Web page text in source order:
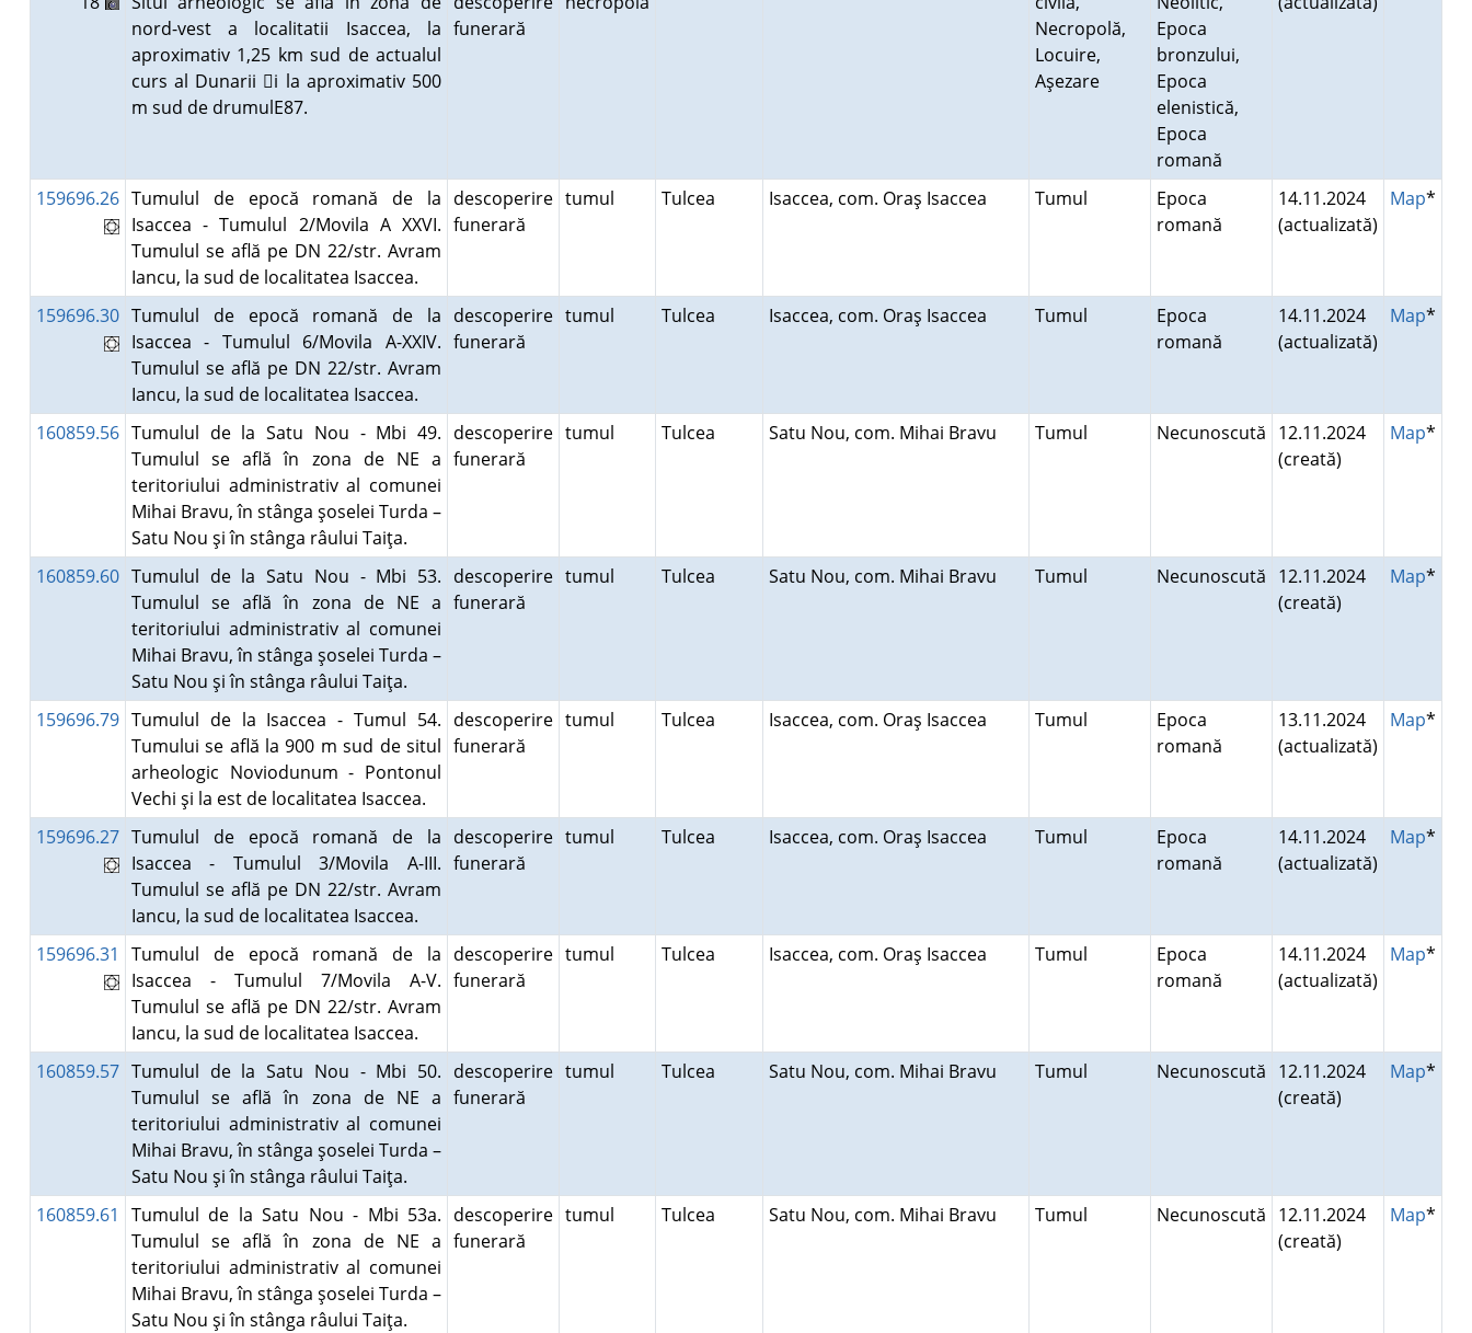
nord-vest a localitatii Isaccea, la
aproximativ 1,25 km sud de actualul
curs al Dunarii 􀀿i la aproximativ 500
m sud de drumulE87.
funerară
Necropolă,
Locuire,
Aşezare
Epoca
bronzului,
Epoca
elenistică,
Epoca
romană
159696.26 Tumulul de epocă romană de la
Isaccea - Tumulul 2/Movila A XXVI.
Tumulul se află pe DN 22/str. Avram
Iancu, la sud de localitatea Isaccea.
descoperire
funerară
tumul Tulcea Isaccea, com. Oraş Isaccea Tumul
Epoca
romană
14.11.2024
(actualizată)
Map*
159696.30 Tumulul de epocă romană de la
Isaccea - Tumulul 6/Movila A-XXIV.
Tumulul se află pe DN 22/str. Avram
Iancu, la sud de localitatea Isaccea.
descoperire
funerară
tumul Tulcea Isaccea, com. Oraş Isaccea Tumul
Epoca
romană
14.11.2024
(actualizată)
Map*
160859.56 Tumulul de la Satu Nou - Mbi 49.
Tumulul se află în zona de NE a
teritoriului administrativ al comunei
Mihai Bravu, în stânga şoselei Turda –
Satu Nou şi în stânga râului Taiţa.
descoperire
funerară
tumul Tulcea Satu Nou, com. Mihai Bravu Tumul Necunoscută 12.11.2024
(creată)
Map*
160859.60 Tumulul de la Satu Nou - Mbi 53.
Tumulul se află în zona de NE a
teritoriului administrativ al comunei
Mihai Bravu, în stânga şoselei Turda –
Satu Nou şi în stânga râului Taiţa.
descoperire
funerară
tumul Tulcea Satu Nou, com. Mihai Bravu Tumul Necunoscută 12.11.2024
(creată)
Map*
159696.79 Tumulul de la Isaccea - Tumul 54.
Tumului se află la 900 m sud de situl
arheologic Noviodunum - Pontonul
Vechi şi la est de localitatea Isaccea.
descoperire
funerară
tumul Tulcea Isaccea, com. Oraş Isaccea Tumul
Epoca
romană
13.11.2024
(actualizată)
Map*
159696.27 Tumulul de epocă romană de la
Isaccea - Tumulul 3/Movila A-III.
Tumulul se află pe DN 22/str. Avram
Iancu, la sud de localitatea Isaccea.
descoperire
funerară
tumul Tulcea Isaccea, com. Oraş Isaccea Tumul
Epoca
romană
14.11.2024
(actualizată)
Map*
159696.31
Tumulul de epocă romană de la
Isaccea - Tumulul 7/Movila A-V.
Tumulul se află pe DN 22/str. Avram
Iancu, la sud de localitatea Isaccea.
descoperire
funerară
tumul Tulcea Isaccea, com. Oraş Isaccea Tumul
Epoca
romană
14.11.2024
(actualizată)
Map*
160859.57 Tumulul de la Satu Nou - Mbi 50.
Tumulul se află în zona de NE a
teritoriului administrativ al comunei
Mihai Bravu, în stânga şoselei Turda –
Satu Nou şi în stânga râului Taiţa.
descoperire
funerară
tumul Tulcea Satu Nou, com. Mihai Bravu Tumul Necunoscută 12.11.2024
(creată)
Map*
160859.61
Tumulul de la Satu Nou - Mbi 53a.
Tumulul se află în zona de NE a
teritoriului administrativ al comunei
Mihai Bravu, în stânga şoselei Turda –
Satu Nou şi în stânga râului Taiţa.
descoperire
funerară
tumul Tulcea Satu Nou, com. Mihai Bravu Tumul Necunoscută 12.11.2024
(creată)
Map*